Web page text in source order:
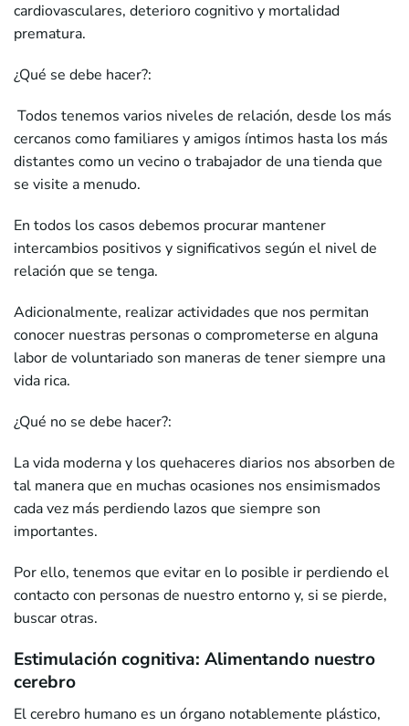
cardiovasculares, deterioro cognitivo y mortalidad
prematura.
¿Qué se debe hacer?:
Todos tenemos varios niveles de relación, desde los más
cercanos como familiares y amigos íntimos hasta los más
distantes como un vecino o trabajador de una tienda que
se visite a menudo.
En todos los casos debemos procurar mantener
intercambios positivos y significativos según el nivel de
relación que se tenga.
Adicionalmente, realizar actividades que nos permitan
conocer nuestras personas o comprometerse en alguna
labor de voluntariado son maneras de tener siempre una
vida rica.
¿Qué no se debe hacer?:
La vida moderna y los quehaceres diarios nos absorben de
tal manera que en muchas ocasiones nos ensimismados
cada vez más perdiendo lazos que siempre son
importantes.
Por ello, tenemos que evitar en lo posible ir perdiendo el
contacto con personas de nuestro entorno y, si se pierde,
buscar otras.
Estimulación cognitiva: Alimentando nuestro
cerebro
El cerebro humano es un órgano notablemente plástico,